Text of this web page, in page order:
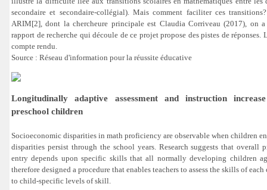
secondaire et secondaire-collégial). Mais comment faciliter ces
ARIM[2], dont la chercheure principale est Claudia Corriveau (2017), on
rapport de recherche qui découle de ce projet propose des pistes de réponses.
compte rendu.
Source : Réseau d'information pour la réussite éducative
Longitudinally adaptive assessment and instruction
preschool children
Socioeconomic disparities in math proficiency are observable when children
disparities persist through the school years. Research suggests that overall
entry depends upon specific skills that all normally developing children
therefore designed a procedure that enables teachers to assess the skills of
to child-specific levels of skill.